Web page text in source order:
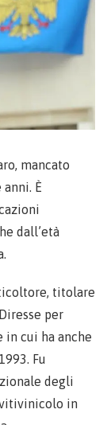
mancato
È
dall’età
titolare
per
in cui ha anche
Fu
degli
in